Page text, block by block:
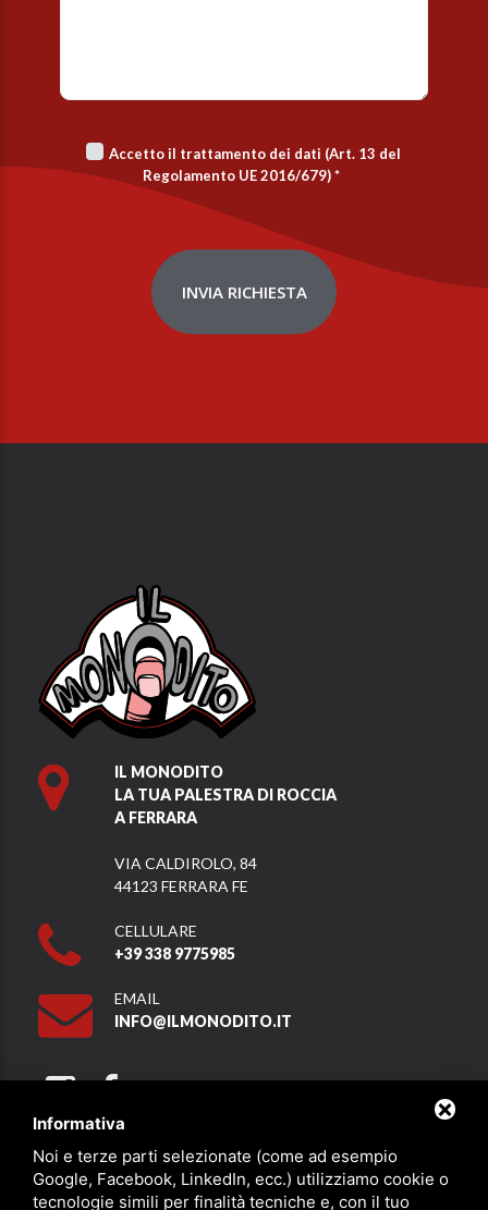
Accetto il trattamento dei dati (Art. 13 del
Regolamento UE 2016/679)*
INVIA RICHIESTA
IL MONODITO
LA TUA PALESTRA DI ROCCIA
A FERRARA
VIA CALDIROLO, 84
44123 FERRARA FE
CELLULARE
+39 338 9775985
EMAIL
INFO@ILMONODITO.IT
Partner
Informativa
Noi e terze parti selezionate (come ad esempio
Google, Facebook, LinkedIn, ecc.) utilizziamo cookie o
tecnologie simili per finalità tecniche e, con il tuo